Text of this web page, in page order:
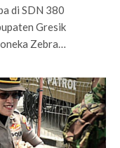
di SDN 380
Gresik
Zebra…